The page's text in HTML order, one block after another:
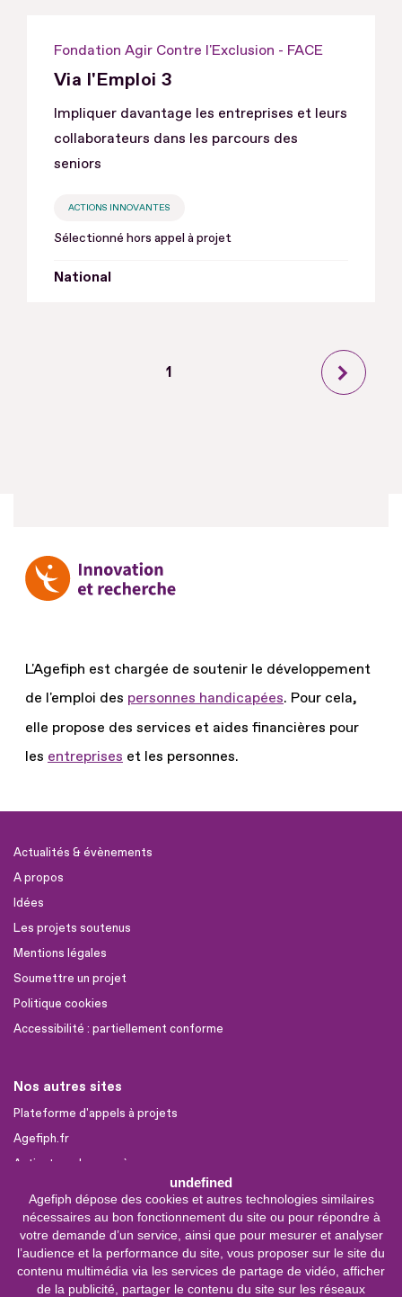
undefined
Agefiph dépose des cookies et autres technologies similaires
nécessaires au bon fonctionnement du site ou pour répondre à
votre demande d’un service, ainsi que pour mesurer et analyser
l’audience et la performance du site, vous proposer sur le site du
contenu multimédia via les services de partage de vidéo, afficher
de la publicité, partager le contenu du site sur les réseaux
Fondation Agir Contre l'Exclusion - FACE
Via l'Emploi 3
Impliquer davantage les entreprises et leurs
collaborateurs dans les parcours des
seniors
ACTIONS INNOVANTES
Sélectionné hors appel à projet
National
Page
1 Page
L'Agefiph est chargée de soutenir le développement
de l'emploi des personnes handicapées. Pour cela,
elle propose des services et aides financières pour
les entreprises et les personnes.
Actualités & évènements
A propos
Idées
Les projets soutenus
Mentions légales
Soumettre un projet
Politique cookies
Accessibilité : partiellement conforme
Nos autres sites
Plateforme d'appels à projets
Agefiph.fr
Activateur de progrès
Sites partenaires
FIRAH
CNSA
FIPHFP